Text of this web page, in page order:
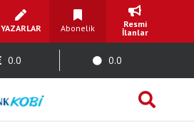
YAZARLAR Abonelik
Resmi
İlanlar
0.0 0.0